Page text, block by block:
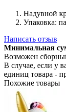
Надувной
Упаковка:
Написать отзыв
Минимальная
Возможен
В случае, если у
единиц товара -
Похожие товары